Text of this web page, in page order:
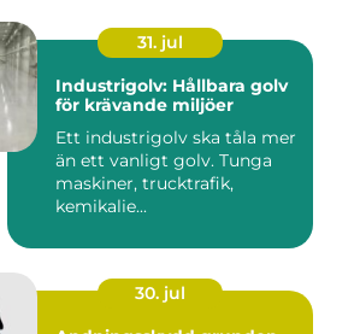
31. jul
Industrigolv: Hållbara golv
för krävande miljöer
Ett industrigolv ska tåla mer
än ett vanligt golv. Tunga
maskiner, trucktrafik,
kemikalie...
30. jul